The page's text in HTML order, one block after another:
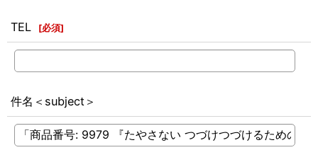
TEL [必須]
件名＜subject＞